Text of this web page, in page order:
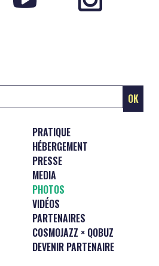
PRATIQUE
HÉBERGEMENT
PRESSE
MEDIA
PHOTOS
VIDÉOS
PARTENAIRES
COSMOJAZZ × QOBUZ
DEVENIR PARTENAIRE